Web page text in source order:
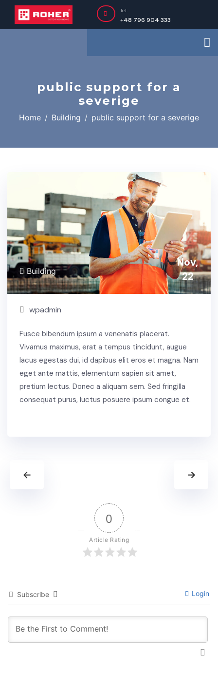
+48 796 904 333
Tel.
public support for a
severige
Home Building public support for a severige
Building
Nov,
22
wpadmin
Fusce bibendum ipsum a venenatis placerat.
Vivamus maximus, erat a tempus tincidunt, augue
lacus egestas dui, id dapibus elit eros et magna. Nam
eget ante mattis, elementum sapien sit amet,
pretium lectus. Donec a aliquam sem. Sed fringilla
consequat purus, luctus posuere ipsum congue et.
← →
0
Article Rating
Subscribe Login